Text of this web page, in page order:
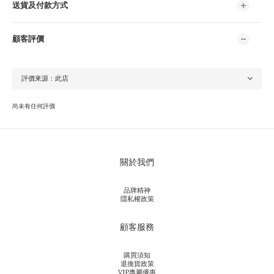
送貨及付款方式
顧客評價
尚未有任何評價
關於我們
品牌精神
隱私權政策
顧客服務
購買須知
退換貨政策
VIP專屬優惠